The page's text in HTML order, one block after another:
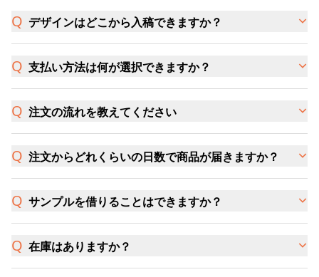
デザインはどこから入稿できますか？
支払い方法は何が選択できますか？
注文の流れを教えてください
注文からどれくらいの日数で商品が届きますか？
サンプルを借りることはできますか？
在庫はありますか？